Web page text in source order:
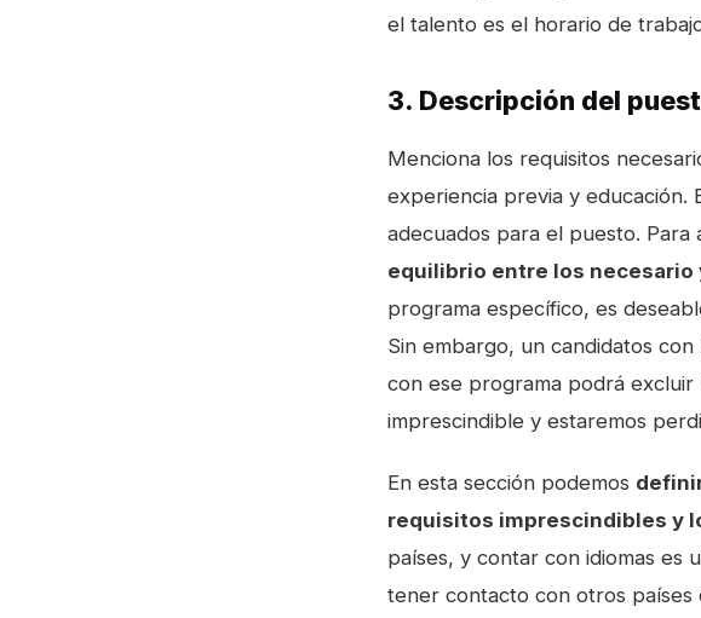
el talento es el horario de
3. Descripción del
Menciona los requisitos
experiencia previa y educación.
adecuados para el puesto. Para
equilibrio entre los necesario
programa específico, es
Sin embargo, un candidatos
con ese programa podrá
imprescindible y estaremos
En esta sección podemos
requisitos imprescindibles y
países, y contar con idiomas es
tener contacto con otros